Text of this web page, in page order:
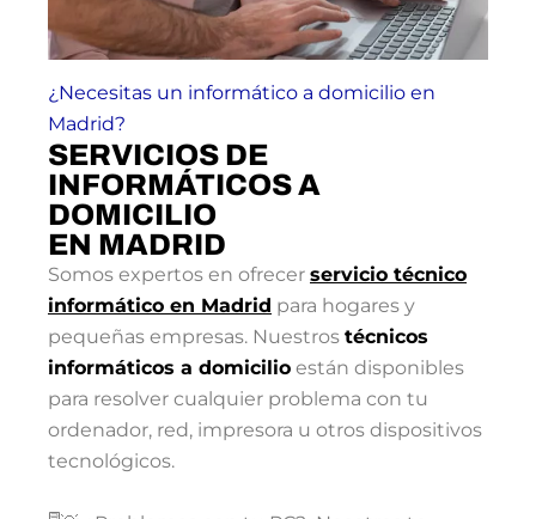
¿Necesitas un informático a domicilio en
Madrid?
SERVICIOS DE
INFORMÁTICOS A
DOMICILIO
EN MADRID
Somos expertos en ofrecer servicio técnico
informático en Madrid para hogares y
pequeñas empresas. Nuestros técnicos
informáticos a domicilio están disponibles
para resolver cualquier problema con tu
ordenador, red, impresora u otros dispositivos
tecnológicos.